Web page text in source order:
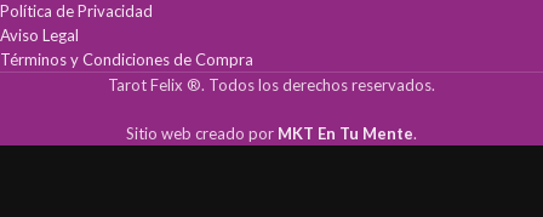
Política de Privacidad
Aviso Legal
Términos y Condiciones de Compra
Tarot Felix ®. Todos los derechos reservados.
Sitio web creado por MKT En Tu Mente.